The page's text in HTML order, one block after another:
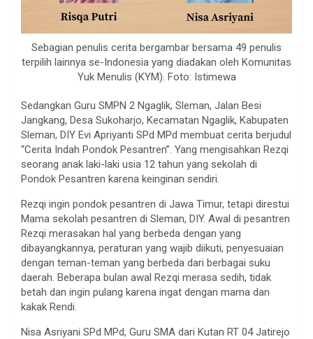
Sebagian penulis cerita bergambar bersama 49 penulis
terpilih lainnya se-Indonesia yang diadakan oleh Komunitas
Yuk Menulis (KYM). Foto: Istimewa
Sedangkan Guru SMPN 2 Ngaglik, Sleman, Jalan Besi
Jangkang, Desa Sukoharjo, Kecamatan Ngaglik, Kabupaten
Sleman, DIY Evi Apriyanti SPd MPd membuat cerita berjudul
“Cerita Indah Pondok Pesantren”. Yang mengisahkan Rezqi
seorang anak laki-laki usia 12 tahun yang sekolah di
Pondok Pesantren karena keinginan sendiri.
Rezqi ingin pondok pesantren di Jawa Timur, tetapi direstui
Mama sekolah pesantren di Sleman, DIY. Awal di pesantren
Rezqi merasakan hal yang berbeda dengan yang
dibayangkannya, peraturan yang wajib diikuti, penyesuaian
dengan teman-teman yang berbeda dari berbagai suku
daerah. Beberapa bulan awal Rezqi merasa sedih, tidak
betah dan ingin pulang karena ingat dengan mama dan
kakak Rendi.
Nisa Asriyani SPd MPd, Guru SMA dari Kutan RT 04 Jatirejo